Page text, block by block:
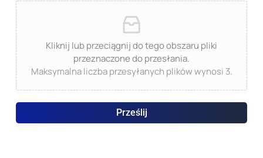
Kliknij lub przeciągnij do tego obszaru pliki
przeznaczone do przesłania.
Maksymalna liczba przesyłanych plików wynosi 3.
Prześlij